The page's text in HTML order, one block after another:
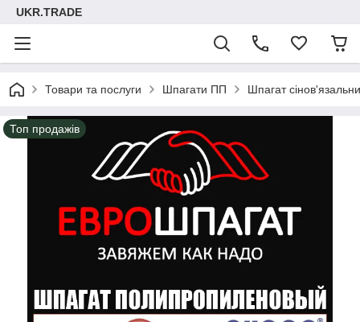
UKR.TRADE
Товари та послуги Шпагати ПП Шпагат
Топ продажів